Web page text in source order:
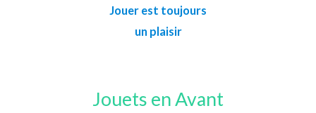
Jouer est toujours
un plaisir
Jouets en Avant